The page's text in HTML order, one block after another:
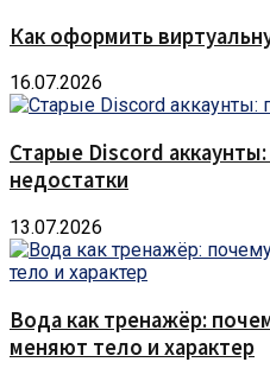
Как оформить
16.07.2026
Старые Discord
недостатки
13.07.2026
Вода как тренажёр:
меняют тело и характер